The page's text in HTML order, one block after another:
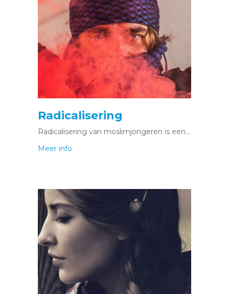
Radicalisering
Radicalisering van moslimjongeren is een…
Meer info